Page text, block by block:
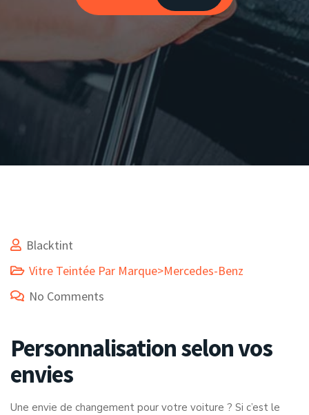
Blacktint
Vitre Teintée Par Marque>Mercedes-Benz
No Comments
Personnalisation selon vos
envies
Une envie de changement pour votre voiture ? Si c’est le